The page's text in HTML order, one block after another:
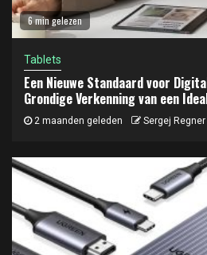
6 min gelezen
Tablets
Een Nieuwe Standaard voor
Grondige Verkenning van een
2 maanden geleden Sergej Regner